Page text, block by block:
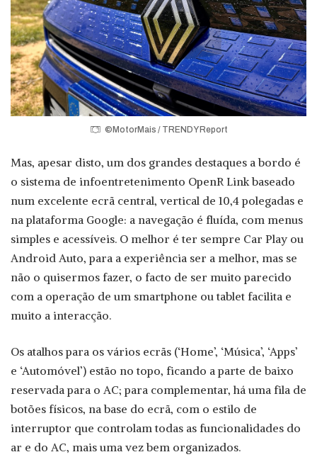
©MotorMais / TRENDY Report
Mas, apesar disto, um dos grandes destaques a bordo é
o sistema de infoentretenimento OpenR Link baseado
num excelente ecrã central, vertical de 10,4 polegadas e
na plataforma Google: a navegação é fluída, com menus
simples e acessíveis. O melhor é ter sempre Car Play ou
Android Auto, para a experiência ser a melhor, mas se
não o quisermos fazer, o facto de ser muito parecido
com a operação de um smartphone ou tablet facilita e
muito a interacção.
Os atalhos para os vários ecrãs (‘Home’, ‘Música’, ‘Apps’
e ‘Automóvel’) estão no topo, ficando a parte de baixo
reservada para o AC; para complementar, há uma fila de
botões físicos, na base do ecrã, com o estilo de
interruptor que controlam todas as funcionalidades do
ar e do AC, mais uma vez bem organizados.